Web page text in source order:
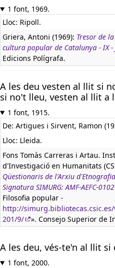
1 font, 1969.
Lloc: Ripoll.
Griera, Antoni (1969): Tresor de
cultura popular de Catalunya - IX -
Edicions Polígrafa.
A les deu vesten al llit si
si no't lleu, vesten al llit a
1 font, 1915.
De: Artigues i Sirvent, Ramon
Lloc: Lleida.
Fons Tomàs Carreras i Artau.
d'Investigació en Humanitats
Qüestionaris de l'Arxiu
Signatura SIMURG: AMF-AEFC-
Filosofia popular -
http://
201/9/
». Consejo Superior de
A les deu, vés-te'n al llit si
1 font, 2000.